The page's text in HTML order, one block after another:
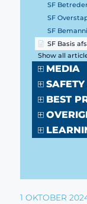
SF
SF
SF
SF Basis
Show all
MEDIA
BEST
1 OKTOBER